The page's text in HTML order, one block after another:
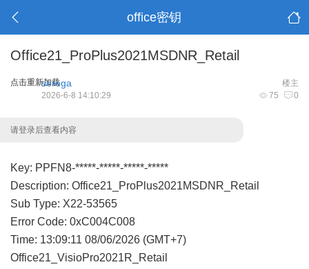
office密钥
Office21_ProPlus2021MSDNR_Retail
点击重新加载 楼主
serega
75 0
2026-6-8 14:10:29
请登录后查看内容
Key: PPFN8-*****-*****-*****-*****
Description: Office21_ProPlus2021MSDNR_Retail
Sub Type: X22-53565
Error Code: 0xC004C008
Time: 13:09:11 08/06/2026 (GMT+7)
Office21_VisioPro2021R_Retail